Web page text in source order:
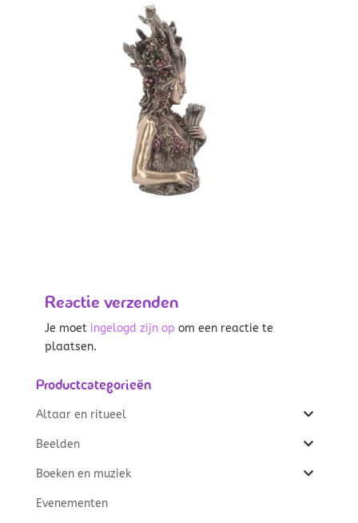
Reactie verzenden
Je moet ingelogd zijn op om een reactie te
plaatsen.
Productcategorieën
Altaar en ritueel
Beelden
Boeken en muziek
Evenementen